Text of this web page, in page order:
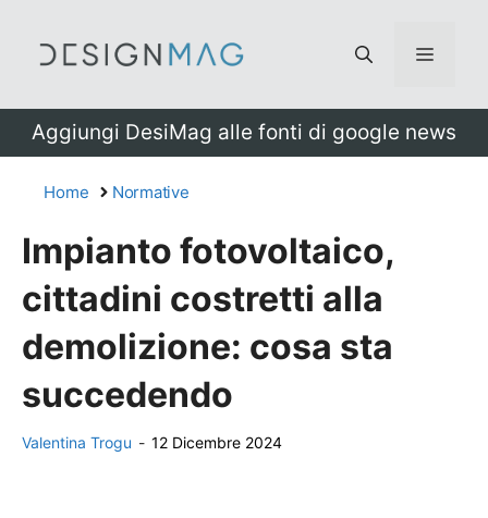
Menu
Aggiungi DesiMag alle fonti di google news
Home Normative
Impianto fotovoltaico,
cittadini costretti alla
demolizione: cosa sta
succedendo
Valentina Trogu - 12 Dicembre 2024